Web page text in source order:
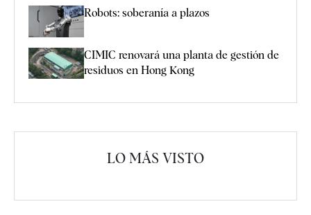
Robots: soberanía a plazos
CIMIC renovará una planta de gestión de
residuos en Hong Kong
LO MÁS VISTO